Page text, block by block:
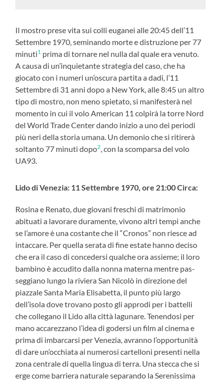
Il mostro prese vita sui colli euganei alle 20:45 dell’11
Settembre 1970, seminando morte e distruzione per 77
minuti1 prima di tornare nel nulla dal quale era venuto.
A causa di un’inquietante strategia del caso, che ha
giocato con i numeri un’oscura partita a dadi, l’11
Settembre di 31 anni dopo a New York, alle 8:45 un altro
tipo di mostro, non meno spietato, si manifesterà nel
momento in cui il volo American 11 colpirà la torre Nord
del World Trade Center dando inizio a uno dei periodi
più neri della storia umana. Un demonio che si ritirerà
soltanto 77 minuti dopo2, con la scomparsa del volo
UA93.
Lido di Venezia: 11 Settembre 1970, ore 21:00 Circa:
Rosina e Renato, due giovani freschi di matrimonio
abituati a lavorare duramente, vivono altri tempi anche
se l’amore è una costante che il “Cronos” non riesce ad
intaccare. Per quella serata di fine estate hanno deciso
che era il caso di concedersi qualche ora assieme; il loro
bambino è accudito dalla nonna materna mentre pas-
seggiano lungo la riviera San Nicolò in direzione del
piazzale Santa Maria Elisabetta, il punto più largo
dell’isola dove trovano posto gli approdi per i battelli
che collegano il Lido alla città lagunare. Tenendosi per
mano accarezzano l’idea di godersi un film al cinema e
prima di imbarcarsi per Venezia, avranno l’opportunità
di dare un’occhiata ai numerosi cartelloni presenti nella
zona centrale di quella lingua di terra. Una stecca che si
erge come barriera naturale separando la Serenissima